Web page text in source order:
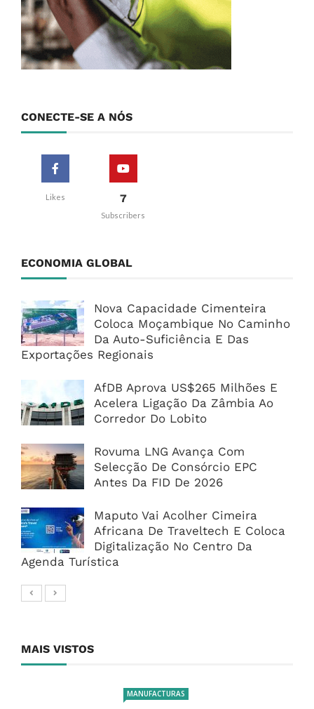
CONECTE-SE A NÓS
Likes 7
Subscribers
ECONOMIA GLOBAL
Nova Capacidade Cimenteira
Coloca Moçambique No Caminho
Da Auto-Suficiência E Das
Exportações Regionais
AfDB Aprova US$265 Milhões E
Acelera Ligação Da Zâmbia Ao
Corredor Do Lobito
Rovuma LNG Avança Com
Selecção De Consórcio EPC
Antes Da FID De 2026
Maputo Vai Acolher Cimeira
Africana De Traveltech E Coloca
Digitalização No Centro Da
Agenda Turística
MAIS VISTOS
MANUFACTURAS